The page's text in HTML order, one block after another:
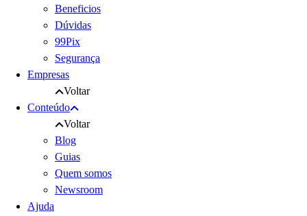
Beneficios
Dúvidas
99Pix
Segurança
Empresas
Voltar
Conteúdo
Voltar
Blog
Guias
Quem somos
Newsroom
Ajuda